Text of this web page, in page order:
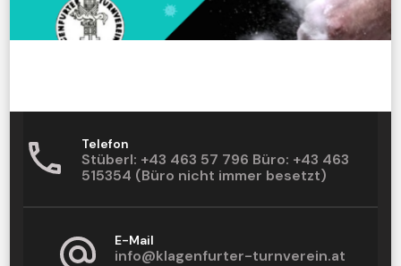
Telefon
Stüberl: +43 463 57 796 Büro: +43 463
515354 (Büro nicht immer besetzt)
E-Mail
info@klagenfurter-turnverein.at